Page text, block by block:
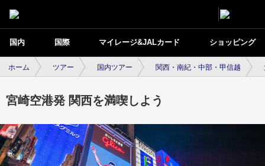
国内 国際 マイレージ&JALカード ショッピング
ホーム ツアー 国内ツアー 関西・南紀・中部・甲信越
宮崎空港発 関西を満喫しよう